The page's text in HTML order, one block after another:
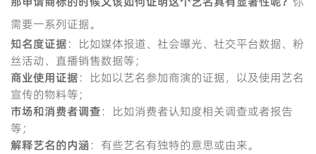
需要一系列证据。
知名度证据：比如媒体报道、社会曝光、社交平台数据、粉
丝活动、直播销售数据等；
商业使用证据：比如以艺名参加商演的证据，以及使用艺名
宣传的物料等；
市场和消费者调查：比如消费者认知度相关调查或者报告
等；
解释艺名的内涵 ：有些艺名有独特的意思或由来。